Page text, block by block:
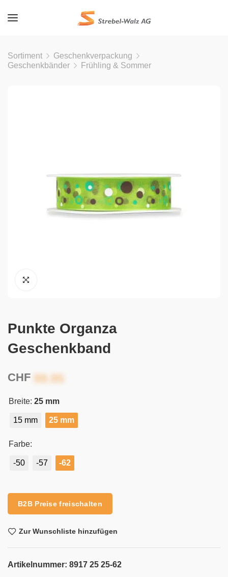
Sortiment
Geschenkverpackung
Geschenkbänder
Frühling & Sommer
Punkte Organza
Geschenkband
CHF
Breite: 25 mm
15 mm 25 mm
Farbe:
-50 -57 -62
B2B Preise freischalten
Zur Wunschliste hinzufügen
Artikelnummer: 8917 25 25-62